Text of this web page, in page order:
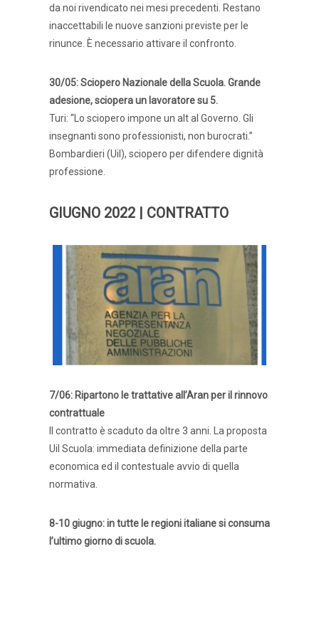
da noi rivendicato nei mesi precedenti. Restano
inaccettabili le nuove sanzioni previste per le
rinunce. È necessario attivare il confronto.
30/05: Sciopero Nazionale della Scuola. Grande
adesione, sciopera un lavoratore su 5.
Turi: “Lo sciopero impone un alt al Governo. Gli
insegnanti sono professionisti, non burocrati.”
Bombardieri (Uil), sciopero per difendere dignità
professione.
GIUGNO 2022 | CONTRATTO
7/06: Ripartono le trattative all’Aran per il rinnovo
contrattuale
Il contratto è scaduto da oltre 3 anni. La proposta
Uil Scuola: immediata definizione della parte
economica ed il contestuale avvio di quella
normativa.
8-10 giugno: in tutte le regioni italiane si consuma
l’ultimo giorno di scuola.